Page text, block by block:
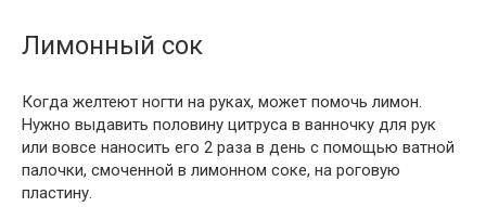
Лимонный сок
Когда желтеют ногти на руках, может помочь лимон.
Нужно выдавить половину цитруса в ванночку для рук
или вовсе наносить его 2 раза в день с помощью ватной
палочки, смоченной в лимонном соке, на роговую
пластину.